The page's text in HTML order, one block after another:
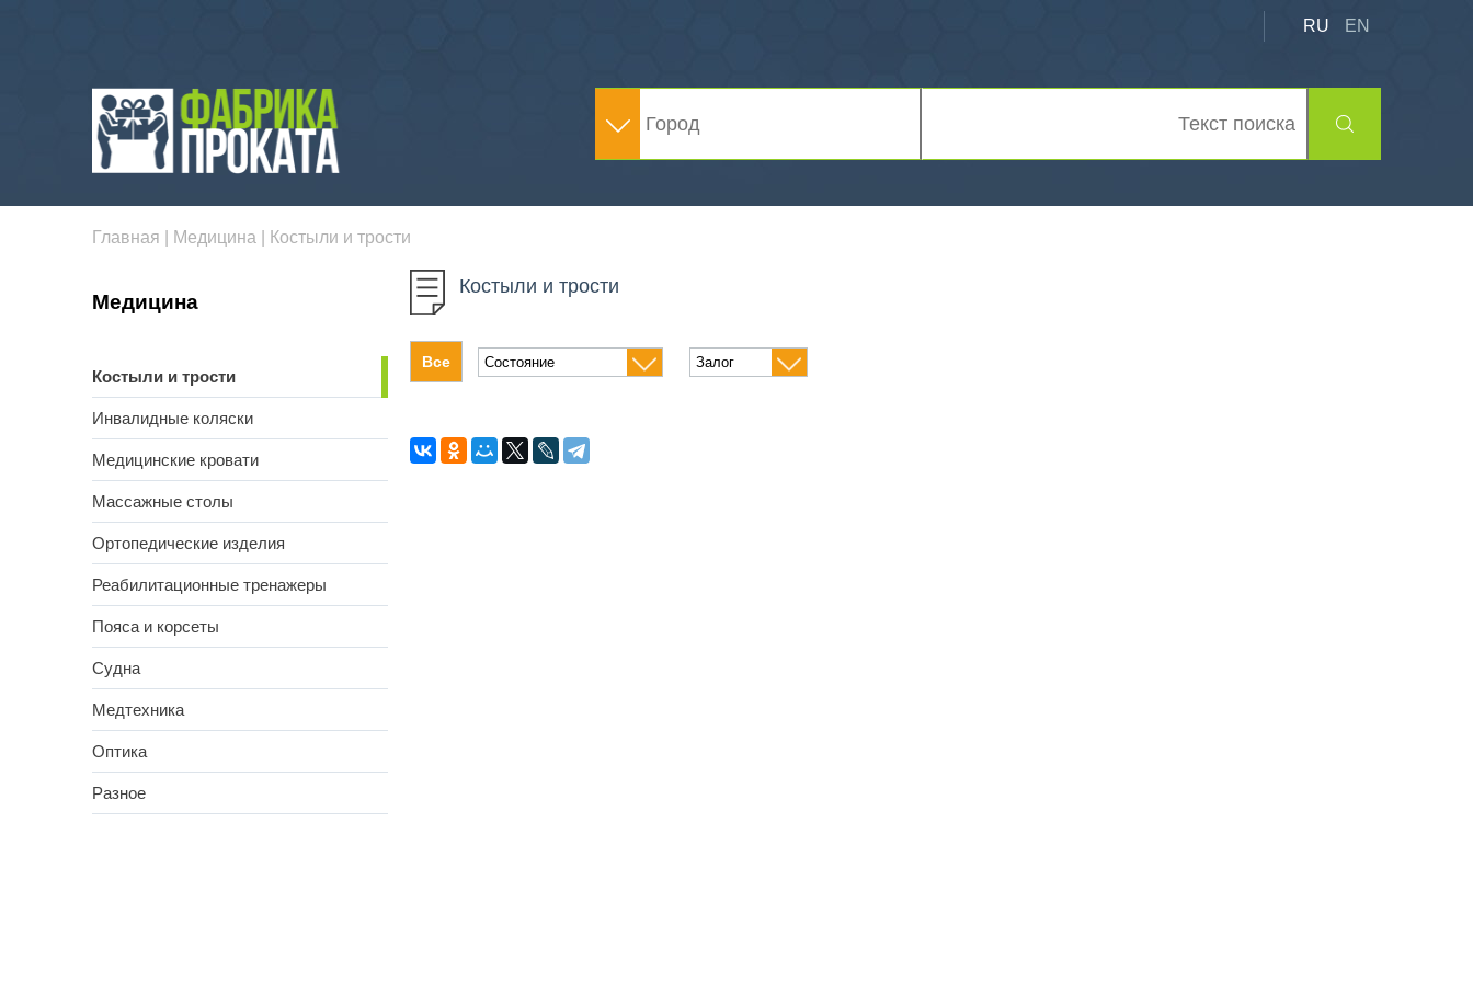
RU EN
Главная Медицина Костыли и трости
Медицина
Костыли и трости
Инвалидные коляски
Медицинские кровати
Массажные столы
Ортопедические изделия
Реабилитационные тренажеры
Пояса и корсеты
Судна
Медтехника
Оптика
Разное
Костыли и трости
Все